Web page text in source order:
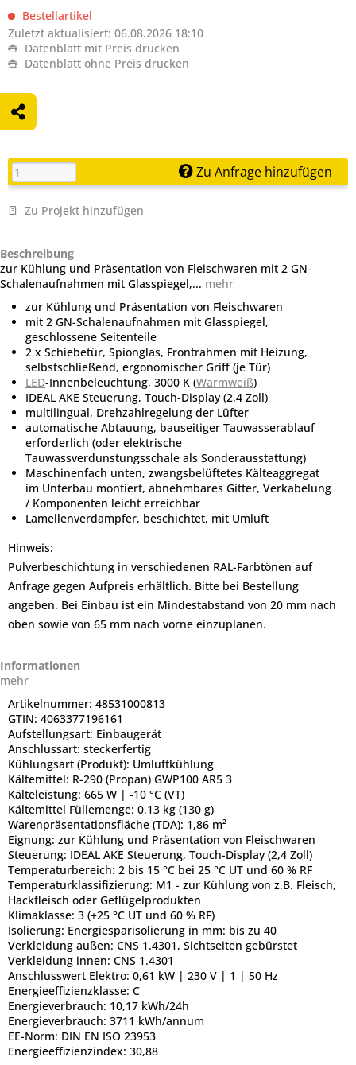
Bestellartikel
Zuletzt aktualisiert: 06.08.2026 18:10
Datenblatt mit Preis drucken
Datenblatt ohne Preis drucken
Zu Anfrage hinzufügen
Zu Projekt hinzufügen
Beschreibung
zur Kühlung und Präsentation von Fleischwaren mit 2 GN-
Schalenaufnahmen mit Glasspiegel,... mehr
zur Kühlung und Präsentation von Fleischwaren
mit 2 GN-Schalenaufnahmen mit Glasspiegel,
geschlossene Seitenteile
2 x Schiebetür, Spionglas, Frontrahmen mit Heizung,
selbstschließend, ergonomischer Griff (je Tür)
LED-Innenbeleuchtung, 3000 K (Warmweiß)
IDEAL AKE Steuerung, Touch-Display (2,4 Zoll)
multilingual, Drehzahlregelung der Lüfter
automatische Abtauung, bauseitiger Tauwasserablauf
erforderlich (oder elektrische
Tauwassverdunstungsschale als Sonderausstattung)
Maschinenfach unten, zwangsbelüftetes Kälteaggregat
im Unterbau montiert, abnehmbares Gitter, Verkabelung
/ Komponenten leicht erreichbar
Lamellenverdampfer, beschichtet, mit Umluft
Hinweis:
Pulverbeschichtung in verschiedenen RAL-Farbtönen auf
Anfrage gegen Aufpreis erhältlich. Bitte bei Bestellung
angeben. Bei Einbau ist ein Mindestabstand von 20 mm nach
oben sowie von 65 mm nach vorne einzuplanen.
Informationen
mehr
Artikelnummer: 48531000813
GTIN: 4063377196161
Aufstellungsart: Einbaugerät
Anschlussart: steckerfertig
Kühlungsart (Produkt): Umluftkühlung
Kältemittel: R-290 (Propan) GWP100 AR5 3
Kälteleistung: 665 W | -10 °C (VT)
Kältemittel Füllemenge: 0,13 kg (130 g)
Warenpräsentationsfläche (TDA): 1,86 m²
Eignung: zur Kühlung und Präsentation von Fleischwaren
Steuerung: IDEAL AKE Steuerung, Touch-Display (2,4 Zoll)
Temperaturbereich: 2 bis 15 °C bei 25 °C UT und 60 % RF
Temperaturklassifizierung: M1 - zur Kühlung von z.B. Fleisch,
Hackfleisch oder Geflügelprodukten
Klimaklasse: 3 (+25 °C UT und 60 % RF)
Isolierung: Energiesparisolierung in mm: bis zu 40
Verkleidung außen: CNS 1.4301, Sichtseiten gebürstet
Verkleidung innen: CNS 1.4301
Anschlusswert Elektro: 0,61 kW | 230 V | 1 | 50 Hz
Energieeffizienzklasse: C
Energieverbrauch: 10,17 kWh/24h
Energieverbrauch: 3711 kWh/annum
EE-Norm: DIN EN ISO 23953
Energieeffizienzindex: 30,88